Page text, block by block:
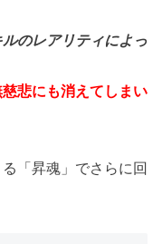
のレアリティによっ
悲にも消えてしまい
「昇魂」でさらに回